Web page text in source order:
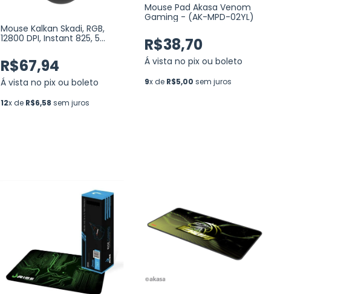
Mouse Kalkan Skadi, RGB,
12800 DPI, Instant 825, 5
(KLK00008)
R$67,94
Á vista no pix ou boleto
12x de R$6,58 sem juros
Mouse Pad Akasa Venom
Gaming - (AK-MPD-02YL)
R$38,70
Á vista no pix ou boleto
9x de R$5,00 sem juros